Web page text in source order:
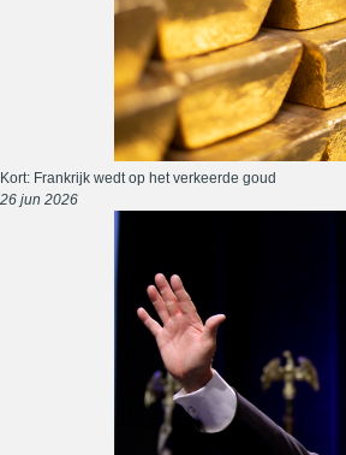
Kort: Frankrijk wedt op het verkeerde goud
26 jun 2026